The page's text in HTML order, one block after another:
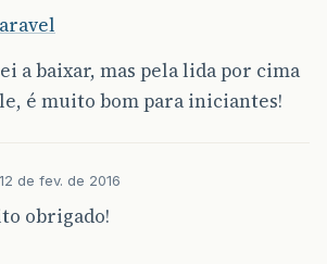
a baixar, mas pela lida por cima
é muito bom para iniciantes!
12 de fev. de 2016
obrigado!